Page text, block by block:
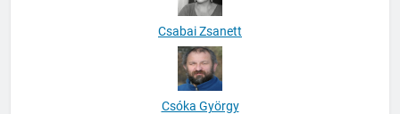
Csabai Zsanett
Csóka György